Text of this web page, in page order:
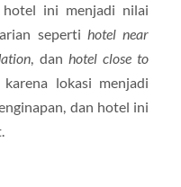
hotel ini menjadi nilai
seperti hotel near
, dan hotel close to
lokasi menjadi
dan hotel ini